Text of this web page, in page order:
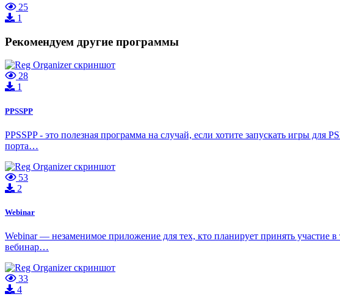
25
1
Рекомендуем другие программы
28
1
PPSSPP
PPSSPP - это полезная программа на случай, если хотите запускать игры для
порта…
53
2
Webinar
Webinar — незаменимое приложение для тех, кто планирует принять
вебинар…
33
4